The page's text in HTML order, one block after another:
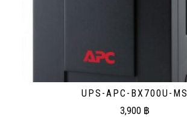
UPS-APC-BX700U-MS
3,900 ฿